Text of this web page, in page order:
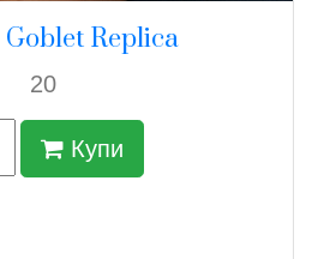
Replica
20
Купи